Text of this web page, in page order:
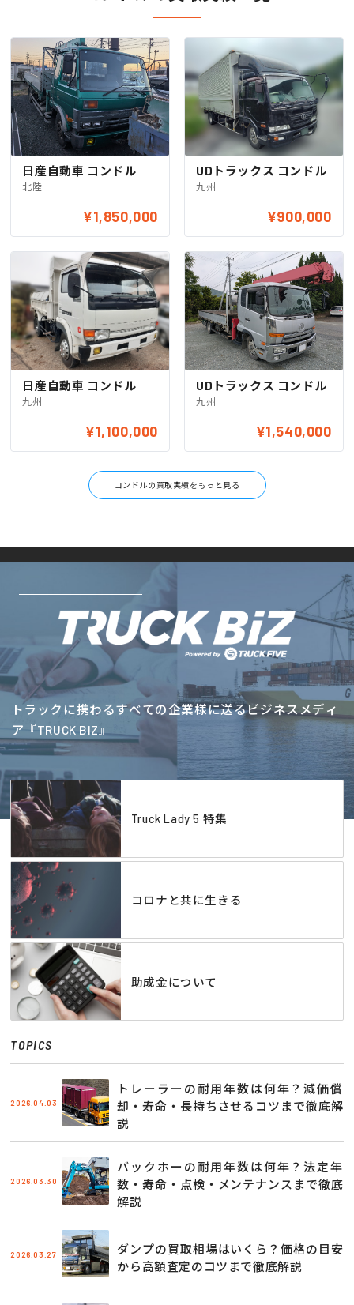
日産自動車 コンドル
北陸
¥1,850,000
UDトラックス コンドル
九州
¥900,000
日産自動車 コンドル
九州
¥1,100,000
UDトラックス コンドル
九州
¥1,540,000
コンドルの買取実績をもっと見る
トラックに携わるすべての企業様に送るビジネスメディ
ア『TRUCK BIZ』
Truck Lady 5 特集
コロナと共に生きる
助成金について
TOPICS
2026.04.03
トレーラーの耐用年数は何年？減価償
却・寿命・長持ちさせるコツまで徹底解
説
2026.03.30
バックホーの耐用年数は何年？法定年
数・寿命・点検・メンテナンスまで徹底
解説
2026.03.27
ダンプの買取相場はいくら？価格の目安
から高額査定のコツまで徹底解説